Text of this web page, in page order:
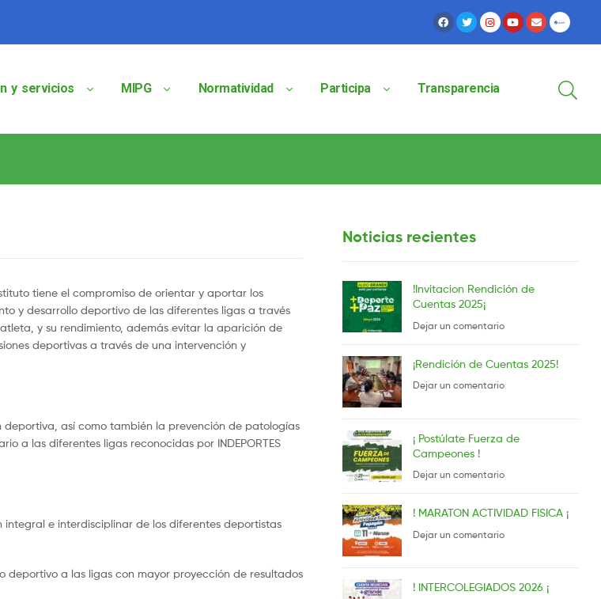
y servicios MIPG Normatividad Participa Transparencia
tiene el compromiso de orientar y aportar los
y desarrollo deportivo de las diferentes ligas a través
y su rendimiento, además evitar la aparición de
deportivas a través de una intervención y
así como también la prevención de patologías
a las diferentes ligas reconocidas por INDEPORTES
e interdisciplinar de los diferentes deportistas
deportivo a las ligas con mayor proyección de resultados
Noticias recientes
!Invitacion Rendición de
Cuentas 2025¡
Dejar un comentario
¡Rendición de Cuentas 2025!
Dejar un comentario
¡ Postúlate Fuerza de
Campeones !
Dejar un comentario
! MARATON ACTIVIDAD FISICA ¡
Dejar un comentario
! INTERCOLEGIADOS 2026 ¡